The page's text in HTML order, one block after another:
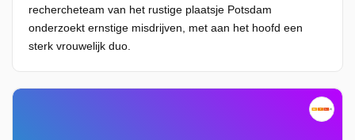
rechercheteam van het rustige plaatsje Potsdam
onderzoekt ernstige misdrijven, met aan het hoofd een
sterk vrouwelijk duo.